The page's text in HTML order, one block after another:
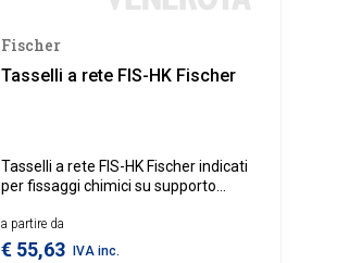
Fischer
Tasselli a rete FIS-HK Fischer
Tasselli a rete FIS-HK Fischer indicati
per fissaggi chimici su supporto
a partire da
€ 55,63 IVA inc.